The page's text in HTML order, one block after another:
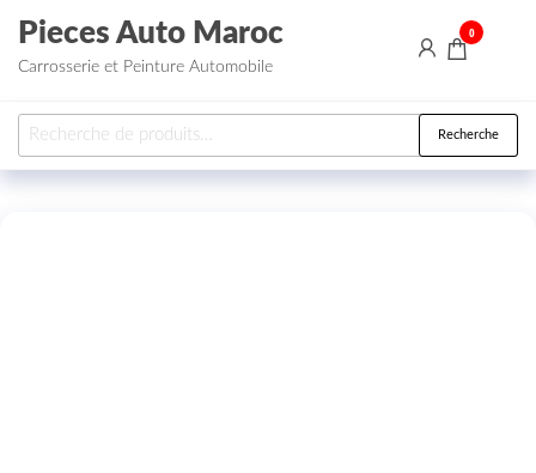
Aller au contenu
Pieces Auto Maroc
Carrosserie et Peinture Automobile
0
Recherche pour : Recherche